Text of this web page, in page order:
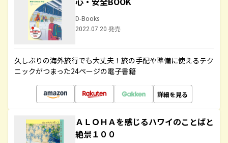
D-Books
2022.07.20 発売
久しぶりの海外旅行でも大丈夫！旅の手配や準備に使えるテク
ニックがつまった24ページの電子書籍
詳細を見る
ＡＬＯＨＡを感じるハワイのことばと
絶景１００